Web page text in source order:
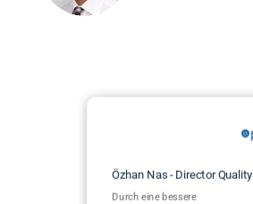
Özhan Nas - Director Quality
Durch eine bessere